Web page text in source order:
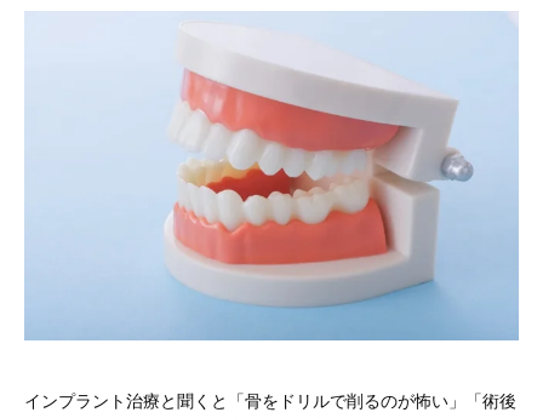
インプラント治療と聞くと「骨をドリルで削るのが怖い」「術後